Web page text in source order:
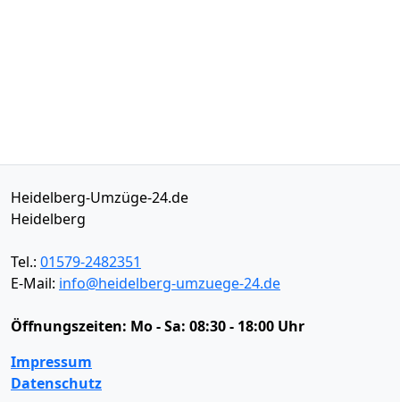
Heidelberg-Umzüge-24.de
Heidelberg
Tel.: 01579-2482351
E-Mail: info@heidelberg-umzuege-24.de
Öffnungszeiten: Mo - Sa: 08:30 - 18:00 Uhr
Impressum
Datenschutz